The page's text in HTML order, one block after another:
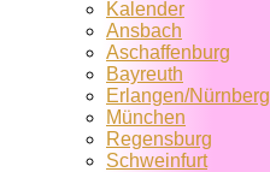
Kalender
Ansbach
Aschaffenburg
Bayreuth
Erlangen/Nürnberg
München
Regensburg
Schweinfurt